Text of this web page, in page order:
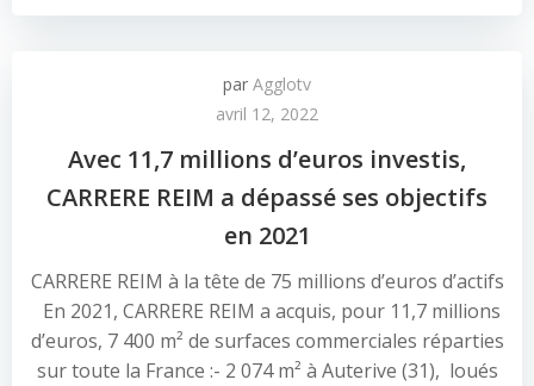
par Agglotv
avril 12, 2022
Avec 11,7 millions d’euros investis,
CARRERE REIM a dépassé ses objectifs
en 2021
CARRERE REIM à la tête de 75 millions d’euros d’actifs
En 2021, CARRERE REIM a acquis, pour 11,7 millions
d’euros, 7 400 m² de surfaces commerciales réparties
sur toute la France :- 2 074 m² à Auterive (31), loués